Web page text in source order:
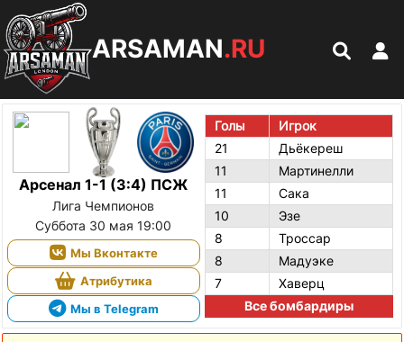
ARSAMAN.RU
Арсенал 1-1 (3:4) ПСЖ
Лига Чемпионов
Суббота 30 мая 19:00
Мы Вконтакте
Атрибутика
Мы в Telegram
Голы
Игрок
21
Дьёкереш
11
Мартинелли
11
Сака
10
Эзе
8
Троссар
8
Мадуэке
7
Хаверц
Все бомбардиры